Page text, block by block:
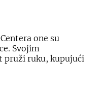
one su
Svojim
pruži ruku, kupujući